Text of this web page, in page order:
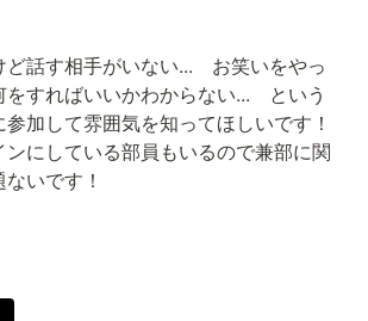
話す相手がいない...　お笑いをやっ
すればいいかわからない...　という
加して雰囲気を知ってほしいです！
にしている部員もいるので兼部に関
いです！